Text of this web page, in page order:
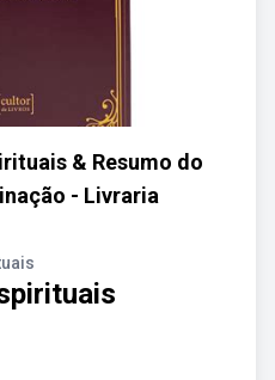
& Resumo do
- Livraria